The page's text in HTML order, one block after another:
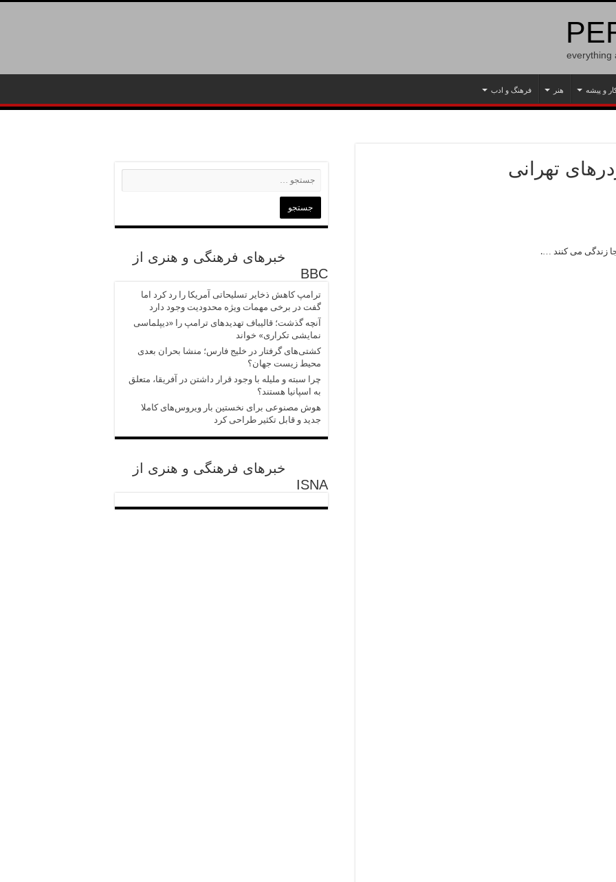
everything
و پیشه هنر فرهنگ و ادب
تهرانی
زندگی می کنند ….
خبرهای فرهنگی و هنری از
BBC
ترامپ کاهش ذخایر تسلیحاتی آمریکا را رد کرد اما
گفت در برخی مهمات ویژه محدودیت وجود دارد
آنچه گذشت؛ قالیباف تهدیدهای ترامپ را «دیپلماسی
نمایشی تکراری» خواند
کشتی‌های گرفتار در خلیج فارس؛ منشا بحران بعدی
محیط زیست جهان؟
چرا سبته و ملیله با وجود قرار داشتن در آفریقا، متعلق
به اسپانیا هستند؟
هوش مصنوعی برای نخستین بار ویروس‌های کاملا
جدید و قابل تکثیر طراحی کرد
خبرهای فرهنگی و هنری از
ISNA